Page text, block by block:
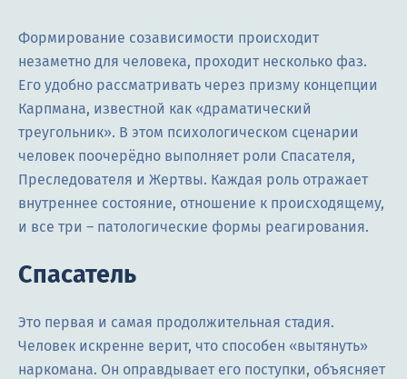
Формирование созависимости происходит
незаметно для человека, проходит несколько фаз.
Его удобно рассматривать через призму концепции
Карпмана, известной как «драматический
треугольник». В этом психологическом сценарии
человек поочерёдно выполняет роли Спасателя,
Преследователя и Жертвы. Каждая роль отражает
внутреннее состояние, отношение к происходящему,
и все три – патологические формы реагирования.
Спасатель
Это первая и самая продолжительная стадия.
Человек искренне верит, что способен «вытянуть»
наркомана. Он оправдывает его поступки, объясняет